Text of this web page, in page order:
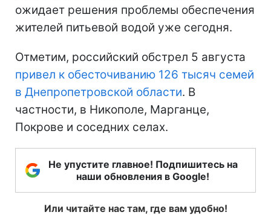
ожидает решения проблемы обеспечения
жителей питьевой водой уже сегодня.
Отметим, российский обстрел 5 августа
привел к обесточиванию 126 тысяч семей
в Днепропетровской области. В
частности, в Никополе, Марганце,
Покрове и соседних селах.
Не упустите главное! Подпишитесь на
наши обновления в Google!
Или читайте нас там, где вам удобно!